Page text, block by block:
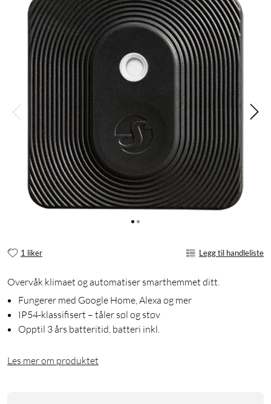
1 liker Legg til handleliste
Overvåk klimaet og automatiser smarthemmet ditt.
Fungerer med Google Home, Alexa og mer
IP54-klassifisert – tåler søl og støv
Opptil 3 års batteritid, batteri inkl.
Les mer om produktet